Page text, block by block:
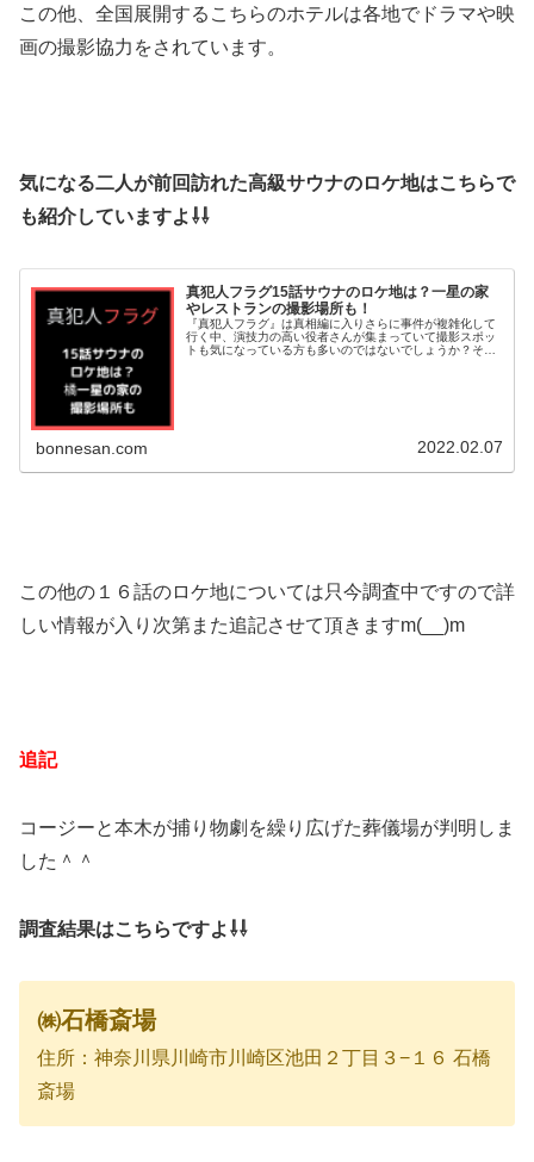
この他、全国展開するこちらのホテルは各地でドラマや映
画の撮影協力をされています。
気になる二人が前回訪れた高級サウナのロケ地はこちらで
も紹介していますよ⇩⇩
真犯人フラグ15話サウナのロケ地は？一星の家
やレストランの撮影場所も！
『真犯人フラグ』は真相編に入りさらに事件が複雑化して
行く中、演技力の高い役者さんが集まっていて撮影スポッ
トも気になっている方も多いのではないでしょうか？そこ
bonnesan.com 2022.02.07
この他の１６話のロケ地については只今調査中ですので詳
しい情報が入り次第また追記させて頂きますm(__)m
追記
コージーと本木が捕り物劇を繰り広げた葬儀場が判明しま
した＾＾
調査結果はこちらですよ⇩⇩
㈱石橋斎場
住所：神奈川県川崎市川崎区池田２丁目３−１６ 石橋
斎場